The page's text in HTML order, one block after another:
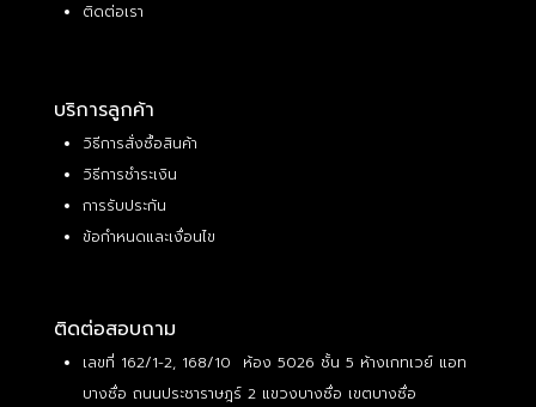
ติดต่อเรา
บริการลูกค้า
วิธีการสั่งซื้อสินค้า
วิธีการชำระเงิน
การรับประกัน
ข้อกำหนดและเงื่อนไข
ติดต่อสอบถาม
เลขที่ 162/1-2, 168/10 ห้อง 5026 ชั้น 5 ห้างเกทเวย์ แอท
บางซื่อ ถนนประชาราษฎร์ 2 แขวงบางซื่อ เขตบางซื่อ